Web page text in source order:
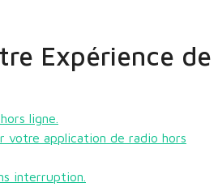
Expérience de
ligne.
votre application de radio hors
interruption.